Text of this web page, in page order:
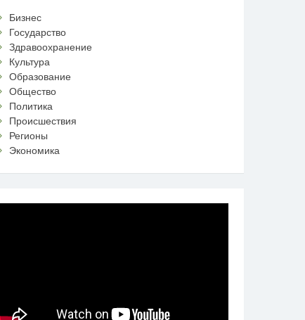
Бизнес
Государство
Здравоохранение
Культура
Образование
Общество
Политика
Происшествия
Регионы
Экономика